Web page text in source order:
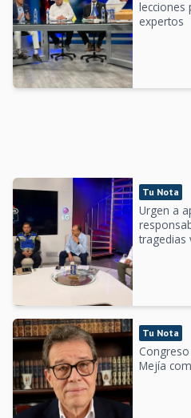
lecciones
expertos
Tu Nota
Urgen a
tragedias
Tu Nota
Mejía